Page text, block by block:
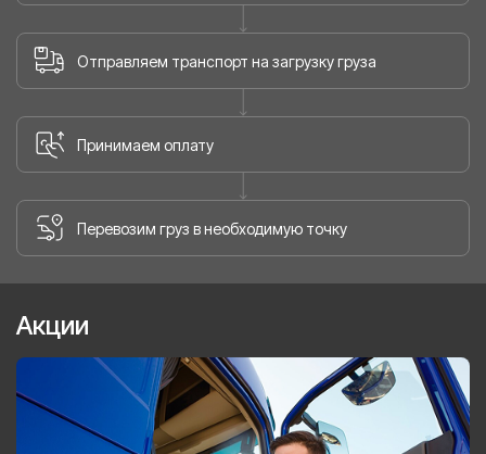
Отправляем транспорт на загрузку груза
Принимаем оплату
Перевозим груз в необходимую точку
Акции